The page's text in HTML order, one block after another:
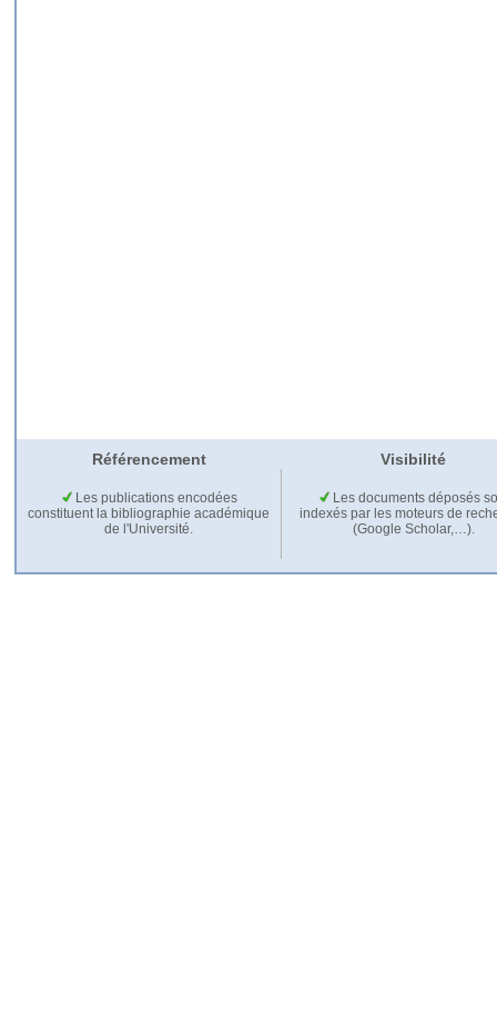
Référencement Visibilité
Les publications encodées
constituent la bibliographie académique
de l'Université.
Les documents déposés
indexés par les moteurs de
(Google Scholar,…).